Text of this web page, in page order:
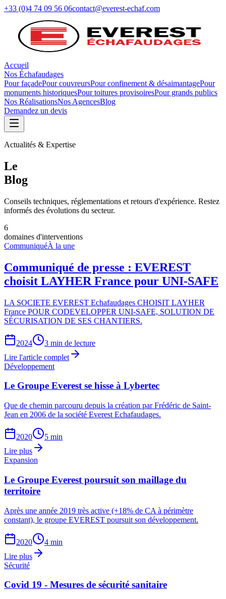
+33 (0)4 74 09 56 06contact@everest-echaf.com
Accueil
Nos Échafaudages
Pour façadePour couvreursPour confinement & désaimantagePour
monuments historiquesPour toitures provisoiresPour grands publics
Nos RéalisationsNos AgencesBlog
Demandez un devis
Actualités & Expertise
Le
Blog
Conseils techniques, réglementations et retours d'expérience. Restez
informés des évolutions du secteur.
6
domaines d'interventions
CommuniquéÀ la une
Communiqué de presse : EVEREST
choisit LAYHER France pour UNI-SAFE
LA SOCIETE EVEREST Echafaudages CHOISIT LAYHER
France POUR CODEVELOPPER UNI-SAFE, SOLUTION DE
SÉCURISATION DE SES CHANTIERS.
2024 3 min de lecture
Lire l'article complet
Développement
Le Groupe Everest se hisse à Lybertec
Que de chemin parcouru depuis la création par Frédéric de Saint-
Jean en 2006 de la société Everest Echafaudages.
2020
5 min
Lire plus
Expansion
Le Groupe Everest poursuit son maillage du
territoire
Après une année 2019 très active (+18% de CA à périmètre
constant), le groupe EVEREST poursuit son développement.
2020
4 min
Lire plus
Sécurité
Covid 19 - Mesures de sécurité sanitaire